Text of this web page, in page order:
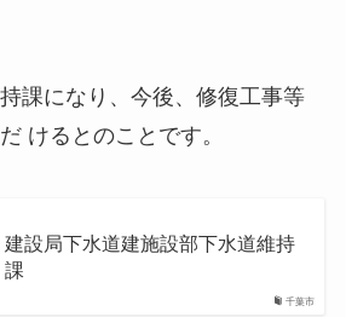
課になり、今後、修復工事等
けるとのことです。
千葉市
建設局下水道建施設部下水道維持
課